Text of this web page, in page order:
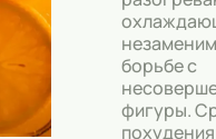
борьбе с
фигуры.